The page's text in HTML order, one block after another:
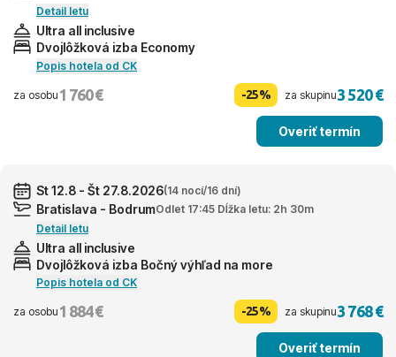
Detail letu
Ultra all inclusive
Dvojlôžková izba Economy
Popis hotela od CK
za osobu 1 760 € -25% za skupinu3 520 €
Overiť termín
St 12.8 - Št 27.8.2026(14 nocí/16 dní)
Bratislava - BodrumOdlet 17:45 Dĺžka letu: 2h 30m
Detail letu
Ultra all inclusive
Dvojlôžková izba Bočný výhľad na more
Popis hotela od CK
za osobu 1 884 € -25% za skupinu3 768 €
Overiť termín